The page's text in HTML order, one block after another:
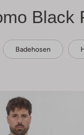
Black
Badehosen